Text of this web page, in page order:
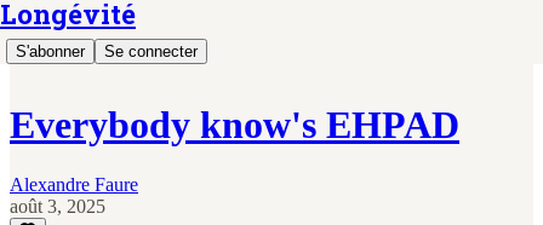
Longévité
S'abonner Se connecter
Everybody know's EHPAD
Alexandre Faure
août 3, 2025